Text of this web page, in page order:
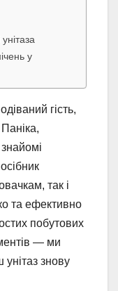
у
гість,
так і
та ефективно
побутових
— ми
знову